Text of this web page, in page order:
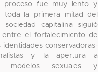
proceso fue muy lento y
toda la primera mitad del
sociedad capitalina siguió
entre el fortalecimiento de
identidades conservadoras-
y la apertura a
modelos sexuales y